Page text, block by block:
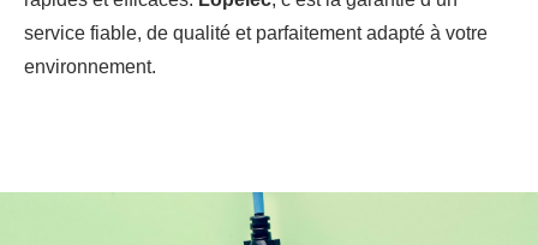
service fiable, de qualité et parfaitement adapté à votre
environnement.